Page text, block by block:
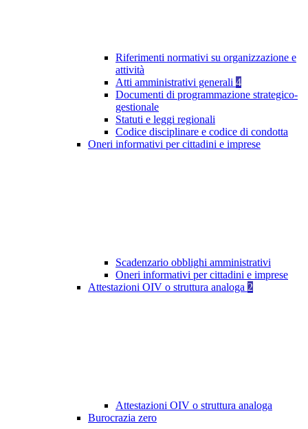
Riferimenti normativi su organizzazione e
attività
Atti amministrativi generali 4
Documenti di programmazione strategico-
gestionale
Statuti e leggi regionali
Codice disciplinare e codice di condotta
Oneri informativi per cittadini e imprese
Scadenzario obblighi amministrativi
Oneri informativi per cittadini e imprese
Attestazioni OIV o struttura analoga 2
Attestazioni OIV o struttura analoga
Burocrazia zero